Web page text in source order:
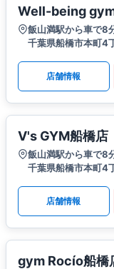
Well-being
飯山満駅から車で8
千葉県船橋市本町4
店舗情報
V's GYM船橋店
飯山満駅から車で8
千葉県船橋市本町4
店舗情報
gym Rocío船橋